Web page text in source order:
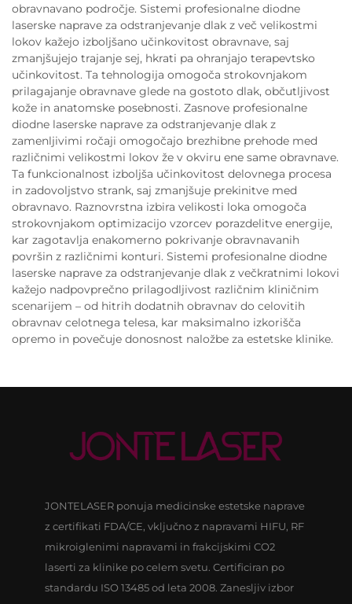
obravnavano področje. Sistemi profesionalne diodne
laserske naprave za odstranjevanje dlak z več velikostmi
lokov kažejo izboljšano učinkovitost obravnave, saj
zmanjšujejo trajanje sej, hkrati pa ohranjajo terapevtsko
učinkovitost. Ta tehnologija omogoča strokovnjakom
prilagajanje obravnave glede na gostoto dlak, občutljivost
kože in anatomske posebnosti. Zasnove profesionalne
diodne laserske naprave za odstranjevanje dlak z
zamenljivimi ročaji omogočajo brezhibne prehode med
različnimi velikostmi lokov že v okviru ene same obravnave.
Ta funkcionalnost izboljša učinkovitost delovnega procesa
in zadovoljstvo strank, saj zmanjšuje prekinitve med
obravnavo. Raznovrstna izbira velikosti loka omogoča
strokovnjakom optimizacijo vzorcev porazdelitve energije,
kar zagotavlja enakomerno pokrivanje obravnavanih
površin z različnimi konturi. Sistemi profesionalne diodne
laserske naprave za odstranjevanje dlak z večkratnimi lokovi
kažejo nadpovprečno prilagodljivost različnim kliničnim
scenarijem – od hitrih dodatnih obravnav do celovitih
obravnav celotnega telesa, kar maksimalno izkorišča
opremo in povečuje donosnost naložbe za estetske klinike.
JONTELASER ponuja medicinske estetske naprave
z certifikati FDA/CE, vključno z napravami HIFU, RF
mikroiglenimi napravami in frakcijskimi CO2
laserti za klinike po celem svetu. Certificiran po
standardu ISO 13485 od leta 2008. Zanesljiv izbor